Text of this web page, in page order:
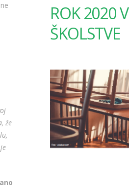
že
ROK 2020 V
ŠKOLSTVE